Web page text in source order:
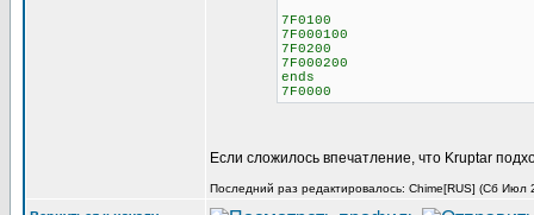
7F0100
7F000100
7F0200
7F000200
ends
7F0000
Если сложилось впечатление, что Kruptar
Последний раз редактировалось: Chime[RUS] (Сб Июл